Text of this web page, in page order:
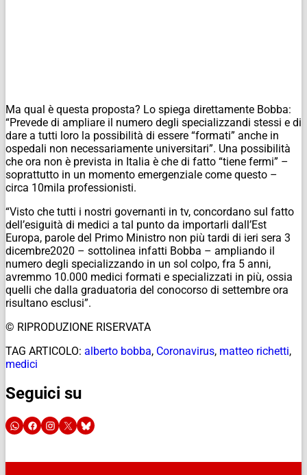
Ma qual è questa proposta? Lo spiega direttamente Bobba:
“Prevede di ampliare il numero degli specializzandi stessi e di
dare a tutti loro la possibilità di essere “formati” anche in
ospedali non necessariamente universitari”. Una possibilità
che ora non è prevista in Italia è che di fatto “tiene fermi” –
soprattutto in un momento emergenziale come questo –
circa 10mila professionisti.
“Visto che tutti i nostri governanti in tv, concordano sul fatto
dell’esiguità di medici a tal punto da importarli dall’Est
Europa, parole del Primo Ministro non più tardi di ieri sera 3
dicembre2020 – sottolinea infatti Bobba – ampliando il
numero degli specializzando in un sol colpo, fra 5 anni,
avremmo 10.000 medici formati e specializzati in più, ossia
quelli che dalla graduatoria del conocorso di settembre ora
risultano esclusi”.
© RIPRODUZIONE RISERVATA
TAG ARTICOLO: alberto bobba, Coronavirus, matteo richetti,
medici
Seguici su